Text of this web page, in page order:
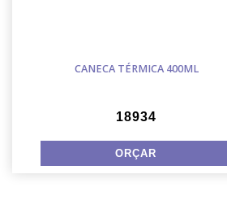
CANECA TÉRMICA 400ML
18934